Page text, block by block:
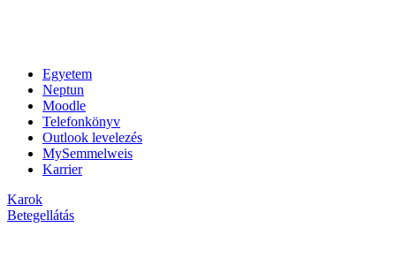
Egyetem
Neptun
Moodle
Telefonkönyv
Outlook levelezés
MySemmelweis
Karrier
Karok
Betegellátás